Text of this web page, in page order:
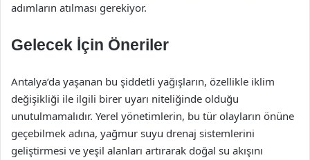
adımların atılması gerekiyor.
Gelecek İçin Öneriler
Antalya’da yaşanan bu şiddetli yağışların, özellikle iklim
değişikliği ile ilgili birer uyarı niteliğinde olduğu
unutulmamalıdır. Yerel yönetimlerin, bu tür olayların önüne
geçebilmek adına, yağmur suyu drenaj sistemlerini
geliştirmesi ve yeşil alanları artırarak doğal su akışını